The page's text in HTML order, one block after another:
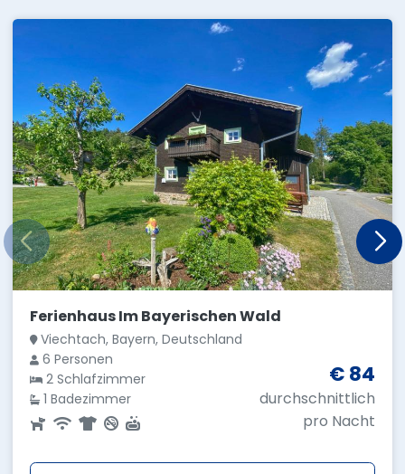
Ferienhaus Im Bayerischen Wald
Viechtach, Bayern, Deutschland
6 Personen
2 Schlafzimmer
1 Badezimmer
€ 84
durchschnittlich
pro Nacht